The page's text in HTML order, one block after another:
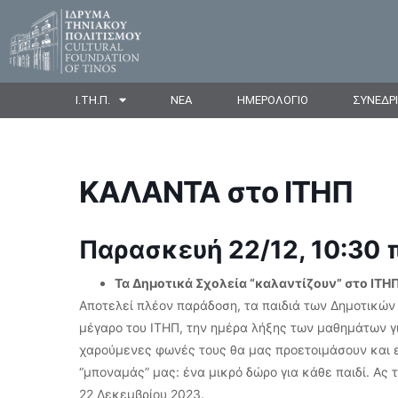
Ι.ΤΗ.Π. ΝΕΑ ΗΜΕΡΟΛΟΓΙΟ
ΚΑΛΑΝΤΑ στο ΙΤΗΠ
Παρασκευή 22/12, 10:30
Τα Δημοτικά Σχολεία “καλαντίζουν” στο
Αποτελεί πλέον παράδοση, τα παιδιά των
μέγαρο του ΙΤΗΠ, την ημέρα λήξης των μαθημάτων
χαρούμενες φωνές τους θα μας προετοιμάσουν
“μποναμάς” μας: ένα μικρό δώρο για κάθε παιδί.
22 Δεκεμβρίου 2023.